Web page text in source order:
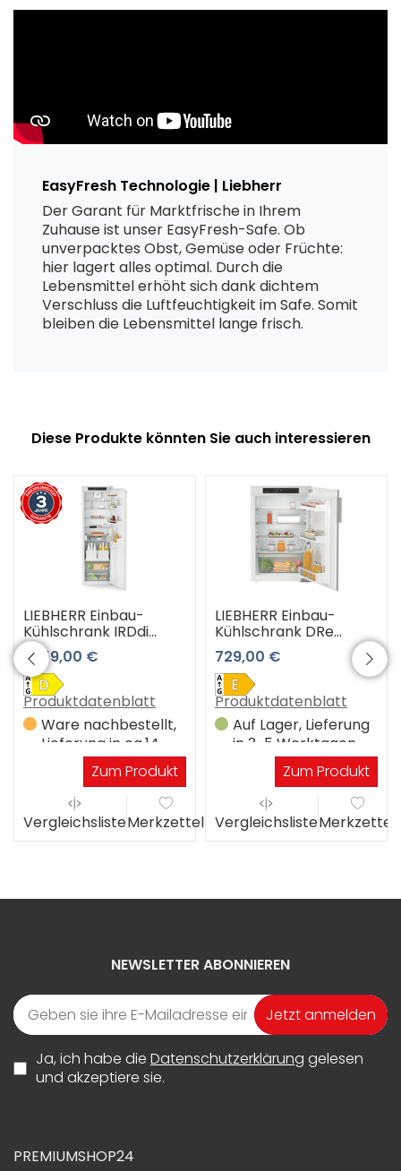
EasyFresh Technologie | Liebherr
Der Garant für Marktfrische in Ihrem
Zuhause ist unser EasyFresh-Safe. Ob
unverpacktes Obst, Gemüse oder Früchte:
hier lagert alles optimal. Durch die
Lebensmittel erhöht sich dank dichtem
Verschluss die Luftfeuchtigkeit im Safe. Somit
bleiben die Lebensmittel lange frisch.
Diese Produkte könnten Sie auch interessieren
LIEBHERR Einbau-
Kühlschrank IRDdi
5120-22 3 Jahre
Premiumshop
Garantie
1.359,00 €
Produktdatenblatt
Ware nachbestellt,
Lieferung in ca.14
WerktagenZum Produkt
VergleichslisteMerkzettel
LIEBHERR Einbau-
Kühlschrank DRe
3900-22
729,00 €
Produktdatenblatt
Auf Lager, Lieferung
in 3-5 Werktagen
Zum Produkt
VergleichslisteMerkzettel
NEWSLETTER ABONNIEREN
Jetzt anmelden
Ja, ich habe die Datenschutzerklärung gelesen
und akzeptiere sie.
PREMIUMSHOP24